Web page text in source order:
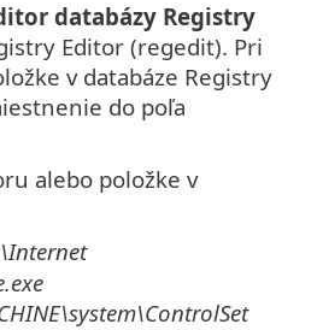
databázy Registry
Editor (regedit). Pri
v databáze Registry
do poľa
alebo položke v